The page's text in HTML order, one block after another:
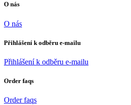
O nás
O nás
Přihlášení k odběru e-mailu
Přihlášení k odběru e-mailu
Order faqs
Order faqs